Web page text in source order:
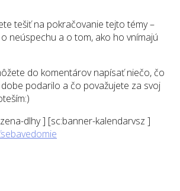
tešiť na pokračovanie tejto témy –
neúspechu a o tom, ako ho vnímajú
do komentárov napísať niečo, čo
podarilo a čo považujete za svoj
dlhy ] [sc:banner-kalendarvsz ]
sebavedomie